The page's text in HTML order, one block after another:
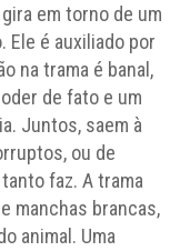
em torno de um
é auxiliado por
na trama é banal,
de fato e um
Juntos, saem à
ou de
faz. A trama
manchas brancas,
animal. Uma